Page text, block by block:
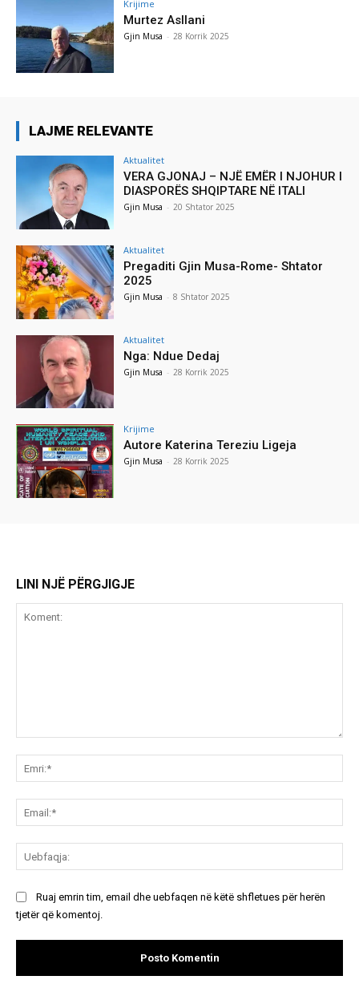
Krijime
Murtez Asllani
Gjin Musa - 28 Korrik 2025
LAJME RELEVANTE
Aktualitet
VERA GJONAJ – NJË EMËR I NJOHUR I
DIASPORËS SHQIPTARE NË ITALI
Gjin Musa - 20 Shtator 2025
Aktualitet
Pregaditi Gjin Musa-Rome- Shtator
2025
Gjin Musa - 8 Shtator 2025
Aktualitet
Nga: Ndue Dedaj
Gjin Musa - 28 Korrik 2025
Krijime
Autore Katerina Tereziu Ligeja
Gjin Musa - 28 Korrik 2025
LINI NJË PËRGJIGJE
Ruaj emrin tim, email dhe uebfaqen në këtë shfletues për herën
tjetër që komentoj.